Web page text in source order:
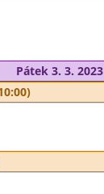
Pátek 3. 3. 2023